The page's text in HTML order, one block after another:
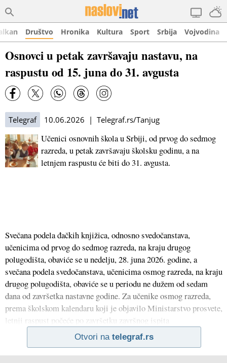
Društvo Hronika Kultura Sport Srbija Vojvodina
Osnovci u petak završavaju nastavu, na
raspustu od 15. juna do 31. avgusta
Telegraf 10.06.2026 | Telegraf.rs/Tanjug
Učenici osnovnih škola u Srbiji, od prvog do sedmog
razreda, u petak završavaju školsku godinu, a na
letnjem raspustu će biti do 31. avgusta.
Svečana podela đačkih knjižica, odnosno svedočanstava,
učenicima od prvog do sedmog razreda, na kraju drugog
polugodišta, obaviće se u nedelju, 28. juna 2026. godine, a
svečana podela svedočanstava, učenicima osmog razreda, na kraju
drugog polugodišta, obaviće se u periodu ne dužem od sedam
dana od završetka nastavne godine. Za učenike osmog razreda,
prema školskom kalendaru koji je objavilo Ministarstvo prosvete,
letnji raspust počeće po završetku završnog ispita
Otvori na telegraf.rs